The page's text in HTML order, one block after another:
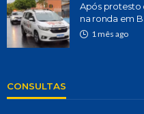
Após protesto
na ronda em
1 mês ago
CONSULTAS